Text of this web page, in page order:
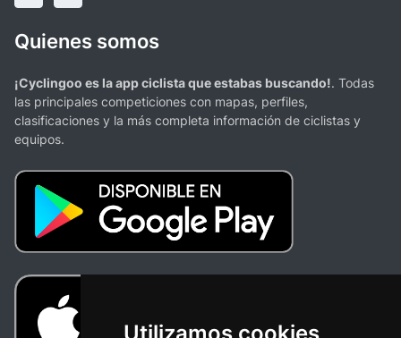
Quienes somos
¡Cyclingoo es la app ciclista que estabas buscando!. Todas
las principales competiciones con mapas, perfiles,
clasificaciones y la más completa información de ciclistas y
equipos.